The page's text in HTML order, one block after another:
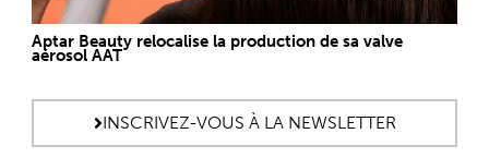
Aptar Beauty relocalise la production de sa valve
aérosol AAT
INSCRIVEZ-VOUS À LA NEWSLETTER